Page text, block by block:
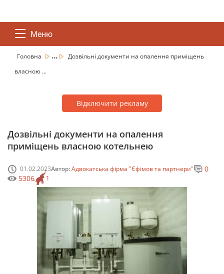
Меню
Головна ...
Дозвільні документи на опалення приміщень
власною ...
Відключити рекламу
Дозвільні документи на опалення
приміщень власною котельнею
01.02.2023Автор:Адвокатська фірма "Єфімов та партнери"
1
0
5306